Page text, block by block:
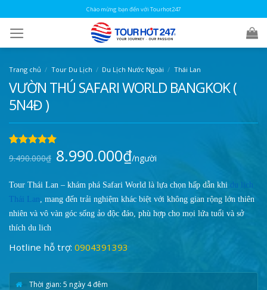
to
content
Chào mừng bạn đến với Tourhot247
Trang chủ / Tour Du Lịch / Du Lịch Nước Ngoài / Thái Lan
VƯỜN THÚ SAFARI WORLD BANGKOK (
5N4Đ )
trên 5
dựa trên
9.490.000₫
Giá
gốc
8.990.000₫Giá
hiện
8.990.000₫.
/người
Tour Thái Lan – khám phá Safari World là lựa chọn hấp dẫn khi du lịch
Thái Lan, mang đến trải nghiệm khác biệt với không gian rộng lớn thiên
nhiên và vô vàn góc sống ảo độc đáo, phù hợp cho mọi lứa tuổi và sở
thích du lịch
Hotline hỗ trợ: 0904391393
Thời gian: 5 ngày 4 đêm